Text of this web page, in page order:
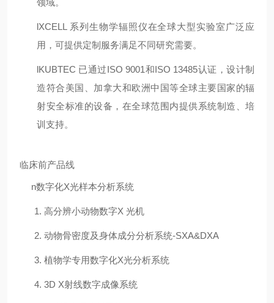
领域。
lXCELL 系列生物学辐照仪在全球大型实验室广泛应
用，可提供定制服务满足不同研究需要。
lKUBTEC 已通过ISO 9001和ISO 13485认证，设计制
造符合美国、加拿大和欧洲中国等全球主要国家的辐
射安全标准的设备，在全球范围内提供系统制造、培
训支持。
临床前产品线
n数字化X光样本分析系统
1. 高分辨小动物数字X 光机
2. 动物骨密度及身体成分分析系统-SXA&DXA
3. 植物学专用数字化X光分析系统
4. 3D X射线数字成像系统